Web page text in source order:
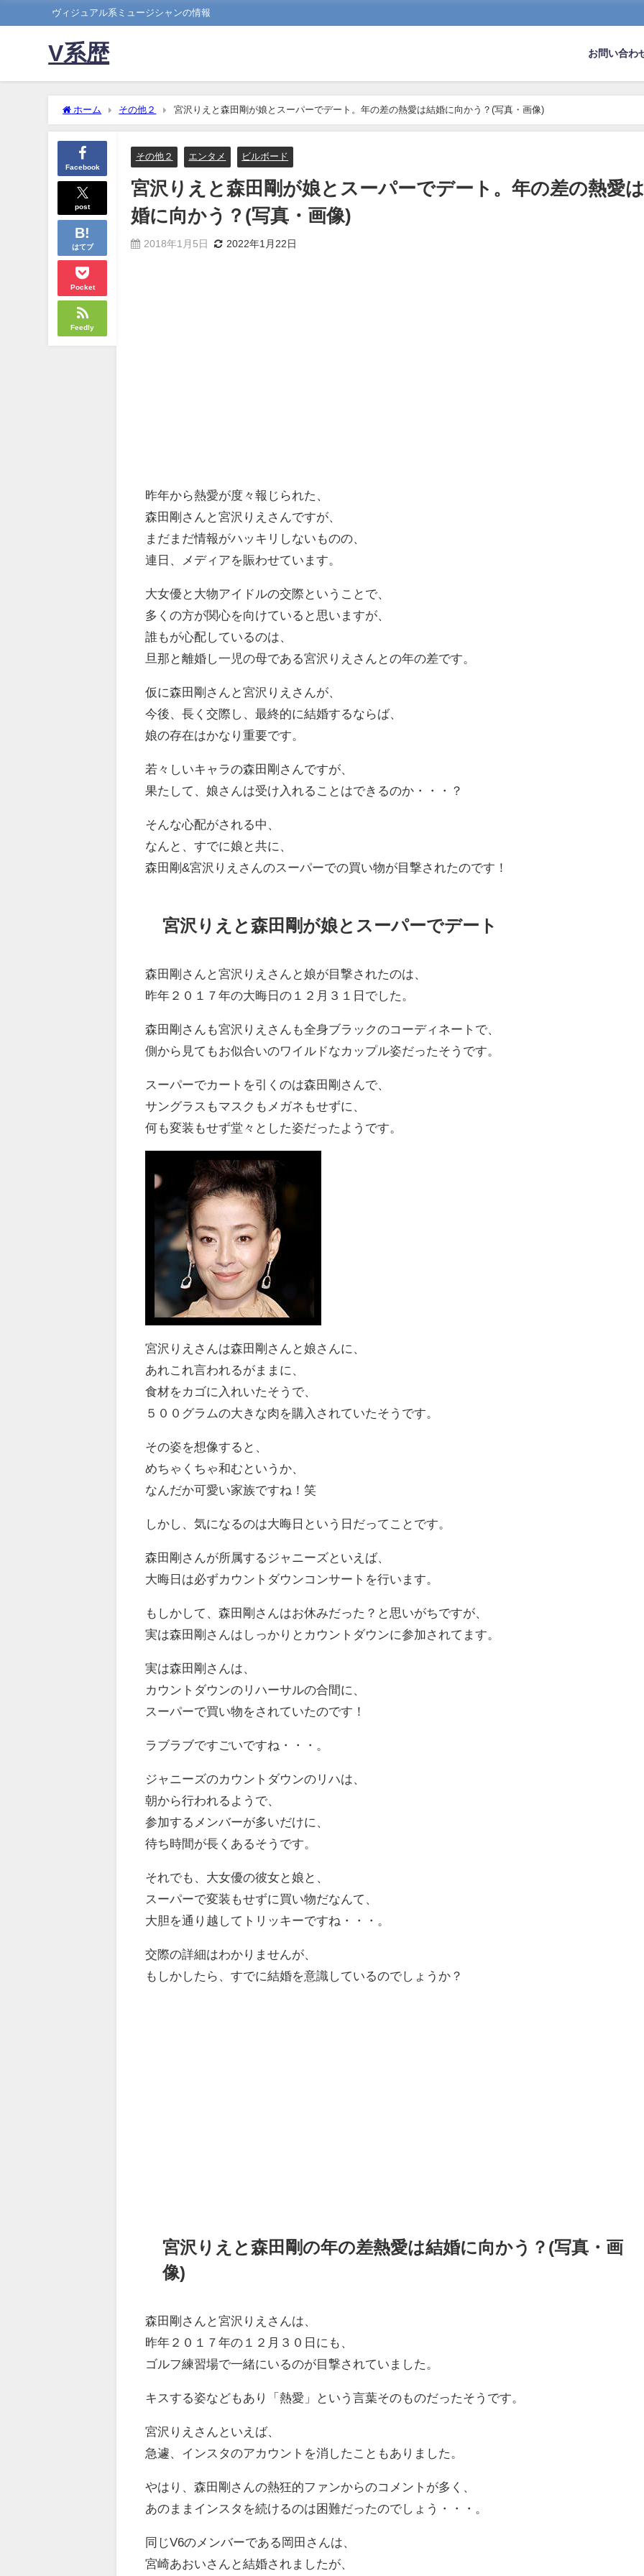
ヴィジュアル系ミュージシャンの情報
V系歴 お問い合わ
ホーム その他２ 宮沢りえと森田剛が娘とスーパーでデート。年の差の熱愛は結婚に向かう？(写真・画像)
Facebook
post
はてブ
Pocket
Feedly
その他２ エンタメ ビルボード
宮沢りえと森田剛が娘とスーパーでデート。年の差の熱愛
婚に向かう？(写真・画像)
2018年1月5日 2022年1月22日
昨年から熱愛が度々報じられた、
森田剛さんと宮沢りえさんですが、
まだまだ情報がハッキリしないものの、
連日、メディアを賑わせています。
大女優と大物アイドルの交際ということで、
多くの方が関心を向けていると思いますが、
誰もが心配しているのは、
旦那と離婚し一児の母である宮沢りえさんとの年の差です。
仮に森田剛さんと宮沢りえさんが、
今後、長く交際し、最終的に結婚するならば、
娘の存在はかなり重要です。
若々しいキャラの森田剛さんですが、
果たして、娘さんは受け入れることはできるのか・・・？
そんな心配がされる中、
なんと、すでに娘と共に、
森田剛&宮沢りえさんのスーパーでの買い物が目撃されたのです！
宮沢りえと森田剛が娘とスーパーでデート
森田剛さんと宮沢りえさんと娘が目撃されたのは、
昨年２０１７年の大晦日の１２月３１日でした。
森田剛さんも宮沢りえさんも全身ブラックのコーディネートで、
側から見てもお似合いのワイルドなカップル姿だったそうです。
スーパーでカートを引くのは森田剛さんで、
サングラスもマスクもメガネもせずに、
何も変装もせず堂々とした姿だったようです。
宮沢りえさんは森田剛さんと娘さんに、
あれこれ言われるがままに、
食材をカゴに入れいたそうで、
５００グラムの大きな肉を購入されていたそうです。
その姿を想像すると、
めちゃくちゃ和むというか、
なんだか可愛い家族ですね！笑
しかし、気になるのは大晦日という日だってことです。
森田剛さんが所属するジャニーズといえば、
大晦日は必ずカウントダウンコンサートを行います。
もしかして、森田剛さんはお休みだった？と思いがちですが、
実は森田剛さんはしっかりとカウントダウンに参加されてます。
実は森田剛さんは、
カウントダウンのリハーサルの合間に、
スーパーで買い物をされていたのです！
ラブラブですごいですね・・・。
ジャニーズのカウントダウンのリハは、
朝から行われるようで、
参加するメンバーが多いだけに、
待ち時間が長くあるそうです。
それでも、大女優の彼女と娘と、
スーパーで変装もせずに買い物だなんて、
大胆を通り越してトリッキーですね・・・。
交際の詳細はわかりませんが、
もしかしたら、すでに結婚を意識しているのでしょうか？
宮沢りえと森田剛の年の差熱愛は結婚に向かう？(写真・画
像)
森田剛さんと宮沢りえさんは、
昨年２０１７年の１２月３０日にも、
ゴルフ練習場で一緒にいるのが目撃されていました。
キスする姿などもあり「熱愛」という言葉そのものだったそうです。
宮沢りえさんといえば、
急遽、インスタのアカウントを消したこともありました。
やはり、森田剛さんの熱狂的ファンからのコメントが多く、
あのままインスタを続けるのは困難だったのでしょう・・・。
同じV6のメンバーである岡田さんは、
宮崎あおいさんと結婚されましたが、